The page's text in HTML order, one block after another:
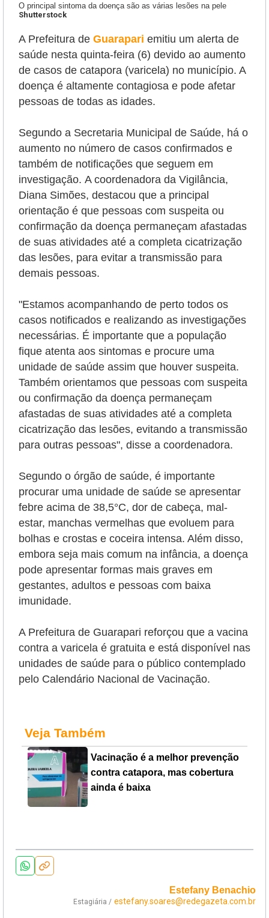
O principal sintoma da doença são as várias lesões na pele
Shutterstock
A Prefeitura de Guarapari emitiu um alerta de
saúde nesta quinta-feira (6) devido ao aumento
de casos de catapora (varicela) no município. A
doença é altamente contagiosa e pode afetar
pessoas de todas as idades.
Segundo a Secretaria Municipal de Saúde, há o
aumento no número de casos confirmados e
também de notificações que seguem em
investigação. A coordenadora da Vigilância,
Diana Simões, destacou que a principal
orientação é que pessoas com suspeita ou
confirmação da doença permaneçam afastadas
de suas atividades até a completa cicatrização
das lesões, para evitar a transmissão para
demais pessoas.
"Estamos acompanhando de perto todos os
casos notificados e realizando as investigações
necessárias. É importante que a população
fique atenta aos sintomas e procure uma
unidade de saúde assim que houver suspeita.
Também orientamos que pessoas com suspeita
ou confirmação da doença permaneçam
afastadas de suas atividades até a completa
cicatrização das lesões, evitando a transmissão
para outras pessoas", disse a coordenadora.
Segundo o órgão de saúde, é importante
procurar uma unidade de saúde se apresentar
febre acima de 38,5°C, dor de cabeça, mal-
estar, manchas vermelhas que evoluem para
bolhas e crostas e coceira intensa. Além disso,
embora seja mais comum na infância, a doença
pode apresentar formas mais graves em
gestantes, adultos e pessoas com baixa
imunidade.
A Prefeitura de Guarapari reforçou que a vacina
contra a varicela é gratuita e está disponível nas
unidades de saúde para o público contemplado
pelo Calendário Nacional de Vacinação.
Veja Também
Vacinação é a melhor prevenção
contra catapora, mas cobertura
ainda é baixa
Estefany Benachio
Estagiária / estefany.soares@redegazeta.com.br